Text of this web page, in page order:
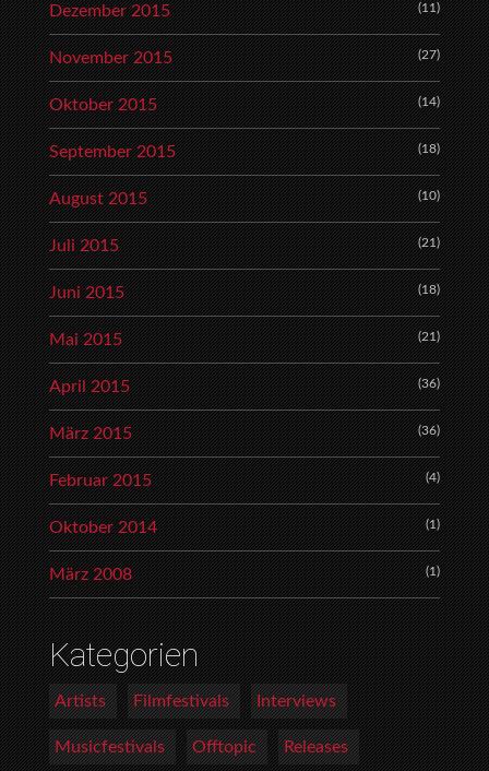
Dezember 2015 (11)
November 2015 (27)
Oktober 2015 (14)
September 2015 (18)
August 2015 (10)
Juli 2015 (21)
Juni 2015 (18)
Mai 2015 (21)
April 2015 (36)
März 2015 (36)
Februar 2015 (4)
Oktober 2014 (1)
März 2008 (1)
Kategorien
Artists Filmfestivals Interviews
Musicfestivals Offtopic Releases